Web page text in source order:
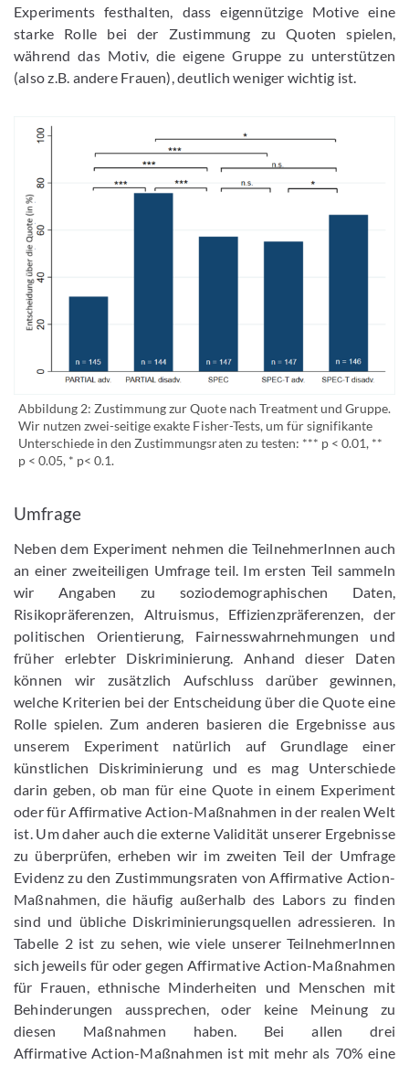
Experiments festhalten, dass eigennützige Motive eine
starke Rolle bei der Zustimmung zu Quoten spielen,
während das Motiv, die eigene Gruppe zu unterstützen
(also z.B. andere Frauen), deutlich weniger wichtig ist.
Abbildung 2: Zustimmung zur Quote nach Treatment und Gruppe.
Wir nutzen zwei-seitige exakte Fisher-Tests, um für signifikante
Unterschiede in den Zustimmungsraten zu testen: *** p < 0.01, **
p < 0.05, * p< 0.1.
Umfrage
Neben dem Experiment nehmen die TeilnehmerInnen auch
an einer zweiteiligen Umfrage teil. Im ersten Teil sammeln
wir Angaben zu soziodemographischen Daten,
Risikopräferenzen, Altruismus, Effizienzpräferenzen, der
politischen Orientierung, Fairnesswahrnehmungen und
früher erlebter Diskriminierung. Anhand dieser Daten
können wir zusätzlich Aufschluss darüber gewinnen,
welche Kriterien bei der Entscheidung über die Quote eine
Rolle spielen. Zum anderen basieren die Ergebnisse aus
unserem Experiment natürlich auf Grundlage einer
künstlichen Diskriminierung und es mag Unterschiede
darin geben, ob man für eine Quote in einem Experiment
oder für Affirmative Action-Maßnahmen in der realen Welt
ist. Um daher auch die externe Validität unserer Ergebnisse
zu überprüfen, erheben wir im zweiten Teil der Umfrage
Evidenz zu den Zustimmungsraten von Affirmative Action-
Maßnahmen, die häufig außerhalb des Labors zu finden
sind und übliche Diskriminierungsquellen adressieren. In
Tabelle 2 ist zu sehen, wie viele unserer TeilnehmerInnen
sich jeweils für oder gegen Affirmative Action-Maßnahmen
für Frauen, ethnische Minderheiten und Menschen mit
Behinderungen aussprechen, oder keine Meinung zu
diesen Maßnahmen haben. Bei allen drei
Affirmative Action-Maßnahmen ist mit mehr als 70% eine